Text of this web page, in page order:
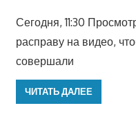
Сегодня, 11:30
расправу на видео,
совершали
ЧИТАТЬ ДАЛЕЕ